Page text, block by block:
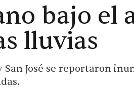
bajo el
lluvias
San José se reportaron